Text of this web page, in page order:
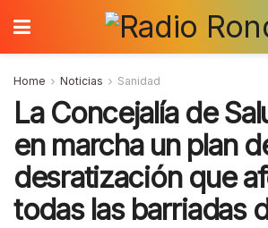
Home Noticias Sanidad
La Concejalía de
en marcha un plan
desratización que
todas las barriadas